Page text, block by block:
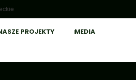
PROJEKTY
MEDIA